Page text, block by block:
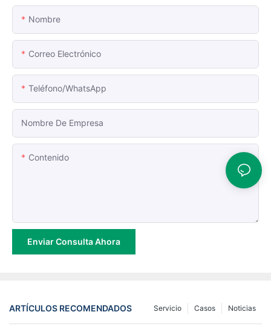
Nombre
Correo Electrónico
Teléfono/WhatsApp
Nombre De Empresa
Contenido
Enviar Consulta Ahora
ARTÍCULOS RECOMENDADOS Noticias
Casos
Servicio